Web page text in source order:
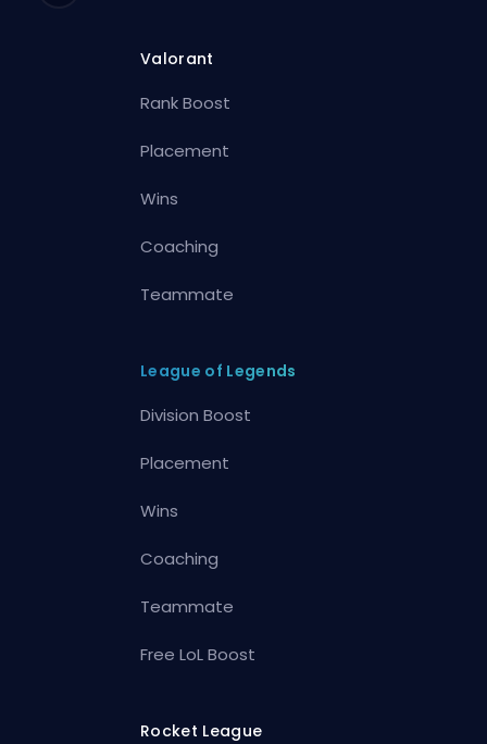
Valorant
Rank Boost
Placement
Wins
Coaching
Teammate
League of Legends
Division Boost
Placement
Wins
Coaching
Teammate
Free LoL Boost
Rocket League